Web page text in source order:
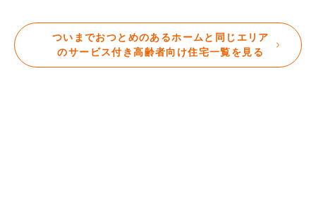
ついまでおつとめのあるホームと同じエリア
のサービス付き高齢者向け住宅一覧を見る